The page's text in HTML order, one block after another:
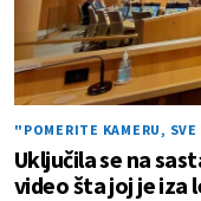
"POMERITE KAMERU,
Uključila se na
video šta joj je iza